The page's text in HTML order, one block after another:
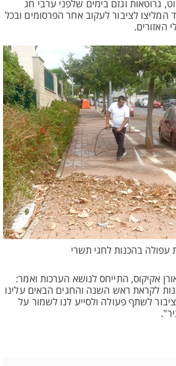
גרוטאות וגזם בימים שלפני ערבי חג
המליצו לציבור לעקוב אחר הפרסומים ובכל
האזורים.
עפולה בהכנות לחגי תשרי
אקיקוס, התייחס לנושא הערכות ואמר:
לקראת ראש השנה והחגים הבאים עלינו
לשתף פעולה ולסייע לנו לשמור על